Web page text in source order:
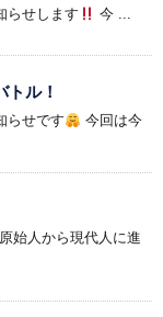
らせします 今 ...
トル！
らせです
今回は今
始人から現代人に進